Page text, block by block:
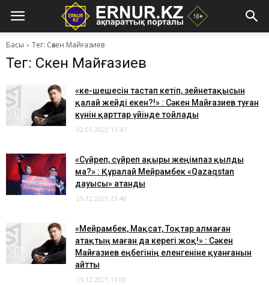
Басы Тег: Сәкен Майғазиев
Тег: Сәкен Майғазиев
«Әке-шешесін тастап кетіп, зейнетақысын
қалай жейді екен?!» : Сәкен Майғазиев туған
күнін қарттар үйінде тойлады
02.01.2022 11:47
«Сүйреп, сүйреп ақыры жеңімпаз қылды
ма?» : Құралай Мейрамбек «Qazaqstan
дауысы» атанды
25.12.2021 23:40
«Мейрамбек, Мақсат, Тоқтар алмаған
атақтың маған да керегі жоқ!» : Сәкен
Майғазиев еңбегінің еленгеніне қуанғанын
айтты
15.12.2021 11:00